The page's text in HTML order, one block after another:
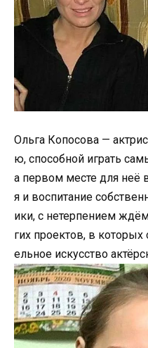
Ольга Копосова —
ю, способной играть
а первом месте для неё
я и воспитание
ики, с нетерпением
гих проектов, в
ельное искусство